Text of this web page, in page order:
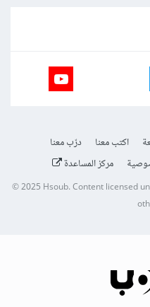
اكتب معنا
درّب معنا
مركز المساعدة
© 2025Hsoub.Content licensed